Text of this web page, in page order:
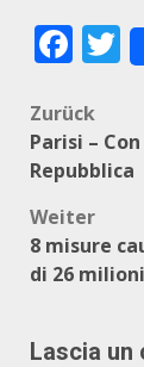
Zurück
Parisi –
Repubblica
Weiter
8 misure
di 26
Lascia un